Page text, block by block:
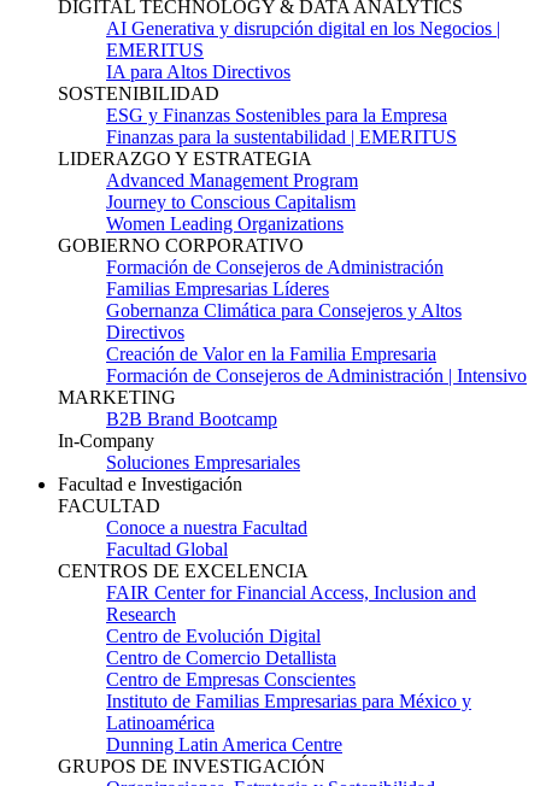
DIGITAL TECHNOLOGY & DATA ANALYTICS
AI Generativa y disrupción digital en los Negocios |
EMERITUS
IA para Altos Directivos
SOSTENIBILIDAD
ESG y Finanzas Sostenibles para la Empresa
Finanzas para la sustentabilidad | EMERITUS
LIDERAZGO Y ESTRATEGIA
Advanced Management Program
Journey to Conscious Capitalism
Women Leading Organizations
GOBIERNO CORPORATIVO
Formación de Consejeros de Administración
Familias Empresarias Líderes
Gobernanza Climática para Consejeros y Altos
Directivos
Creación de Valor en la Familia Empresaria
Formación de Consejeros de Administración | Intensivo
MARKETING
B2B Brand Bootcamp
In-Company
Soluciones Empresariales
Facultad e Investigación
FACULTAD
Conoce a nuestra Facultad
Facultad Global
CENTROS DE EXCELENCIA
FAIR Center for Financial Access, Inclusion and
Research
Centro de Evolución Digital
Centro de Comercio Detallista
Centro de Empresas Conscientes
Instituto de Familias Empresarias para México y
Latinoamérica
Dunning Latin America Centre
GRUPOS DE INVESTIGACIÓN